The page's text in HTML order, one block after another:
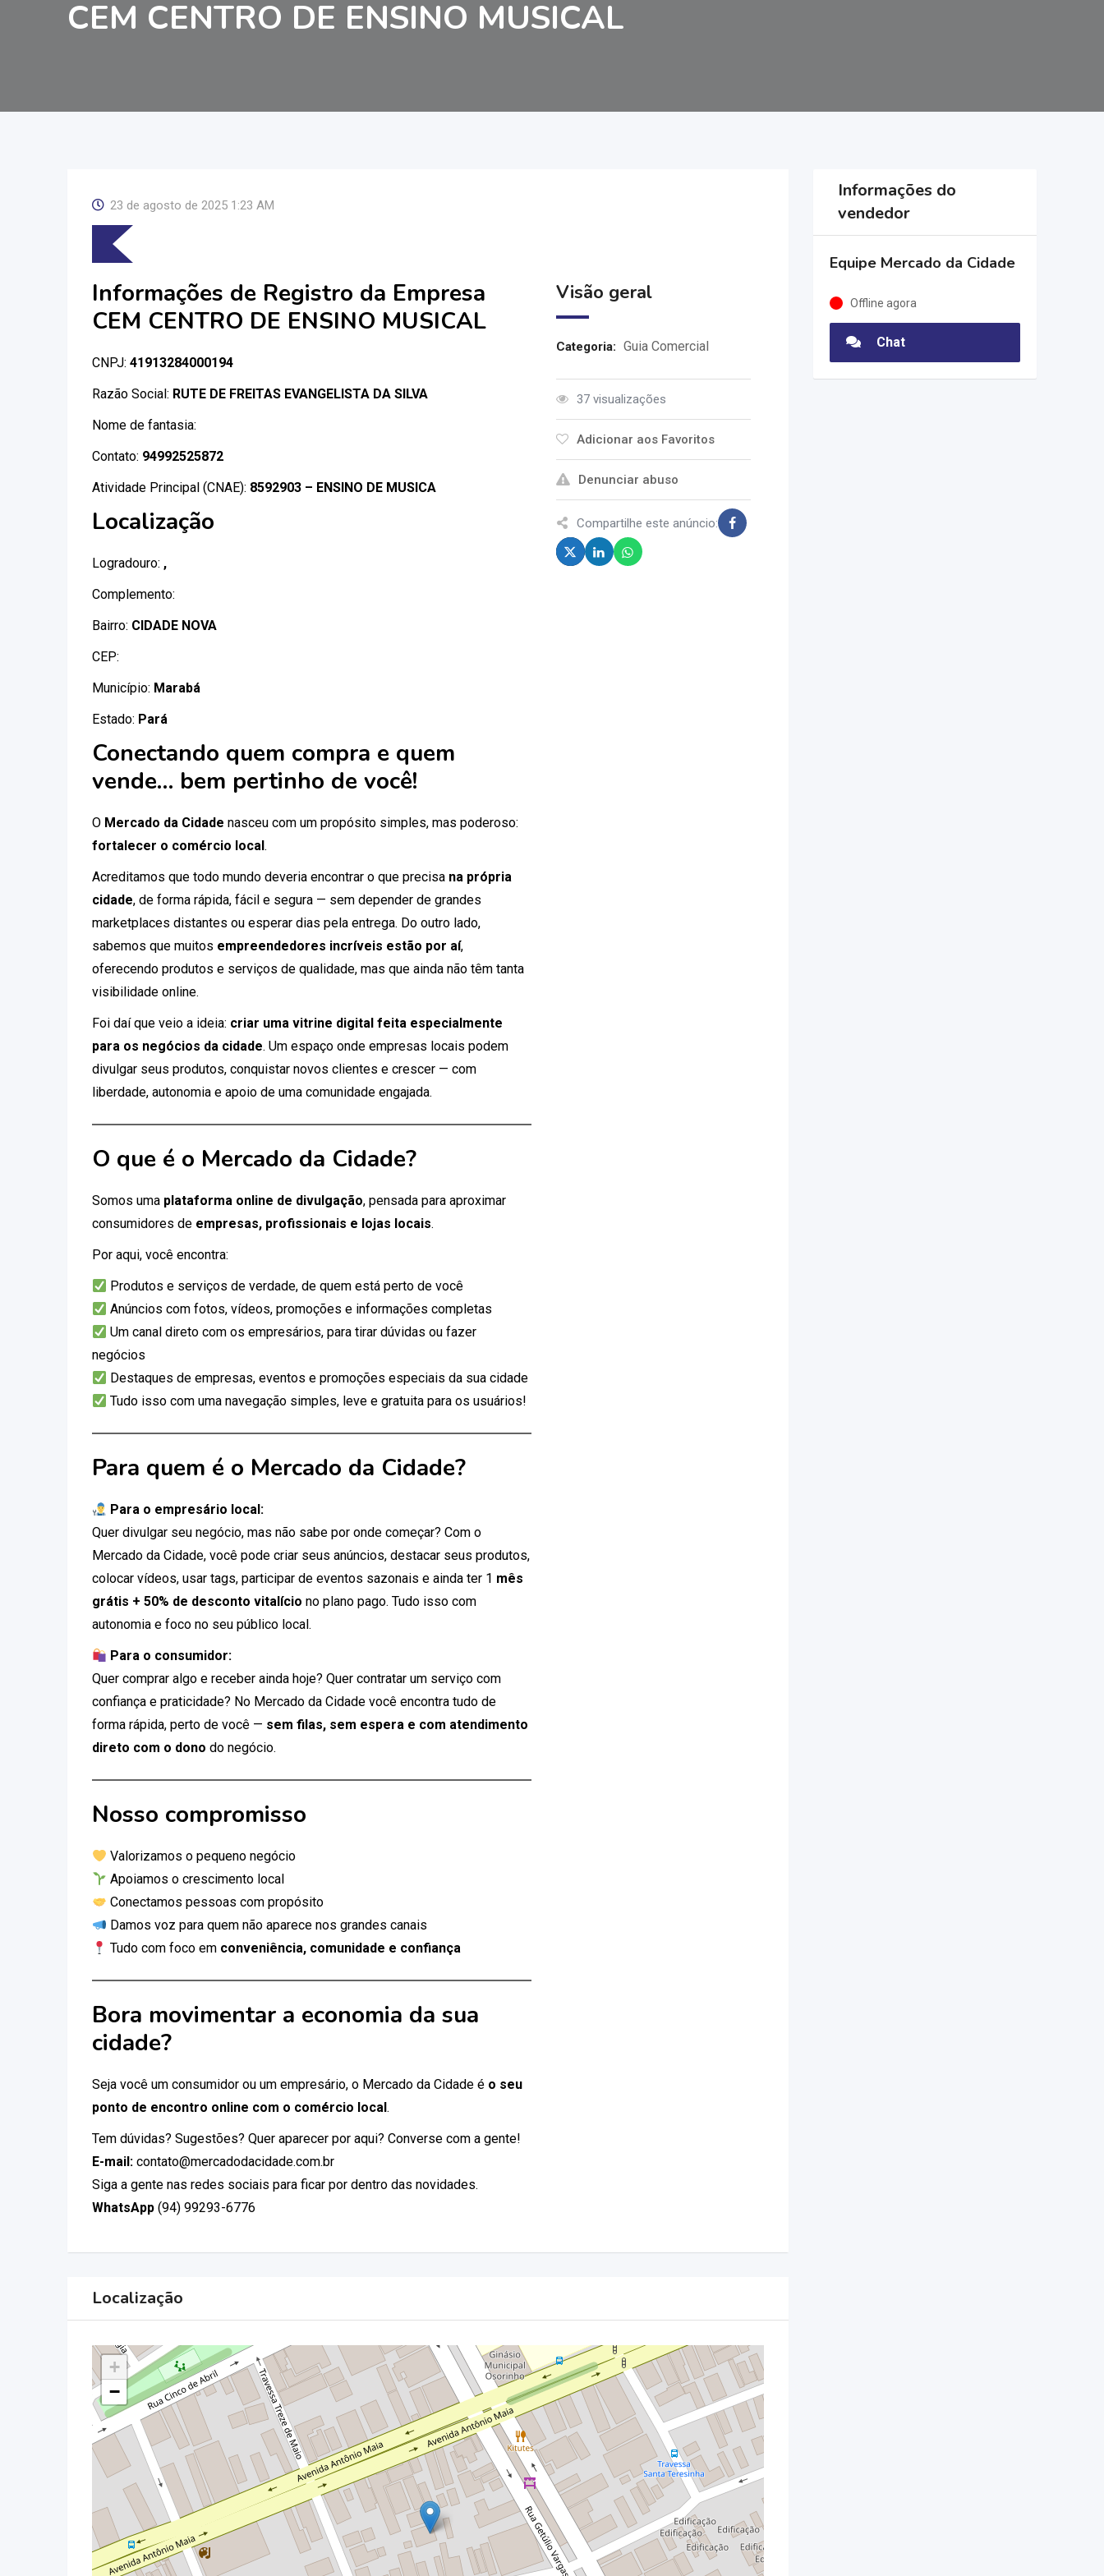
CEM CENTRO DE ENSINO MUSICAL
23 de agosto de 2025 1:23 AM
Informações de Registro da Empresa
CEM CENTRO DE ENSINO MUSICAL
CNPJ: 41913284000194
Razão Social: RUTE DE FREITAS EVANGELISTA DA SILVA
Nome de fantasia:
Contato: 94992525872
Atividade Principal (CNAE): 8592903 – ENSINO DE MUSICA
Localização
Logradouro: ,
Complemento:
Bairro: CIDADE NOVA
CEP:
Município: Marabá
Estado: Pará
Conectando quem compra e quem
vende… bem pertinho de você!
O Mercado da Cidade nasceu com um propósito simples, mas poderoso:
fortalecer o comércio local.
Acreditamos que todo mundo deveria encontrar o que precisa na própria
cidade, de forma rápida, fácil e segura — sem depender de grandes
marketplaces distantes ou esperar dias pela entrega. Do outro lado,
sabemos que muitos empreendedores incríveis estão por aí,
oferecendo produtos e serviços de qualidade, mas que ainda não têm tanta
visibilidade online.
Foi daí que veio a ideia: criar uma vitrine digital feita especialmente
para os negócios da cidade. Um espaço onde empresas locais podem
divulgar seus produtos, conquistar novos clientes e crescer — com
liberdade, autonomia e apoio de uma comunidade engajada.
O que é o Mercado da Cidade?
Somos uma plataforma online de divulgação, pensada para aproximar
consumidores de empresas, profissionais e lojas locais.
Por aqui, você encontra:
Produtos e serviços de verdade, de quem está perto de você
Anúncios com fotos, vídeos, promoções e informações completas
Um canal direto com os empresários, para tirar dúvidas ou fazer
negócios
Destaques de empresas, eventos e promoções especiais da sua cidade
Tudo isso com uma navegação simples, leve e gratuita para os usuários!
Para quem é o Mercado da Cidade?
Para o empresário local:
Quer divulgar seu negócio, mas não sabe por onde começar? Com o
Mercado da Cidade, você pode criar seus anúncios, destacar seus produtos,
colocar vídeos, usar tags, participar de eventos sazonais e ainda ter 1 mês
grátis + 50% de desconto vitalício no plano pago. Tudo isso com
autonomia e foco no seu público local.
Para o consumidor:
Quer comprar algo e receber ainda hoje? Quer contratar um serviço com
confiança e praticidade? No Mercado da Cidade você encontra tudo de
forma rápida, perto de você — sem filas, sem espera e com atendimento
direto com o dono do negócio.
Nosso compromisso
Valorizamos o pequeno negócio
Apoiamos o crescimento local
Conectamos pessoas com propósito
Damos voz para quem não aparece nos grandes canais
Tudo com foco em conveniência, comunidade e confiança
Bora movimentar a economia da sua
cidade?
Seja você um consumidor ou um empresário, o Mercado da Cidade é o seu
ponto de encontro online com o comércio local.
Tem dúvidas? Sugestões? Quer aparecer por aqui? Converse com a gente!
E-mail: contato@mercadodacidade.com.br
Siga a gente nas redes sociais para ficar por dentro das novidades.
WhatsApp (94) 99293-6776
Visão geral
Categoria: Guia Comercial
37 visualizações
Adicionar aos Favoritos
Denunciar abuso
Compartilhe este anúncio:
Localização
+
−
Informações do
vendedor
Equipe Mercado da Cidade
Offline agora
Chat